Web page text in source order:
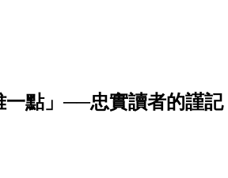
一點」──忠實讀者的謹記